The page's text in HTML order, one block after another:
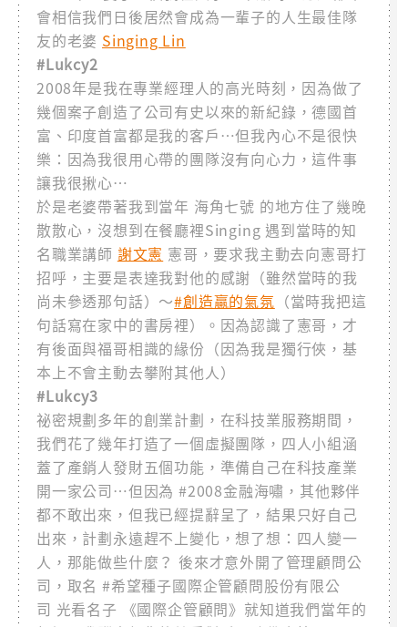
會相信我們日後居然會成為一輩子的人生最佳隊
友的老婆 Singing Lin
#Lukcy2
2008年是我在專業經理人的高光時刻，因為做了
幾個案子創造了公司有史以來的新紀錄，德國首
富、印度首富都是我的客戶…但我內心不是很快
樂：因為我很用心帶的團隊沒有向心力，這件事
讓我很揪心…
於是老婆帶著我到當年 海角七號 的地方住了幾晚
散散心，沒想到在餐廳裡Singing 遇到當時的知
名職業講師 謝文憲 憲哥，要求我主動去向憲哥打
招呼，主要是表達我對他的感謝（雖然當時的我
尚未參透那句話）～#創造贏的氣氛 （當時我把這
句話寫在家中的書房裡）。因為認識了憲哥，才
有後面與福哥相識的緣份（因為我是獨行俠，基
本上不會主動去攀附其他人）
#Lukcy3
祕密規劃多年的創業計劃，在科技業服務期間，
我們花了幾年打造了一個虛擬團隊，四人小組涵
蓋了產銷人發財五個功能，準備自己在科技產業
開一家公司…但因為 #2008金融海嘯，其他夥伴
都不敢出來，但我已經提辭呈了，結果只好自己
出來，計劃永遠趕不上變化，想了想：四人變一
人，那能做些什麼？ 後來才意外開了管理顧問公
司，取名 #希望種子國際企管顧問股份有限公
司 光看名子 《國際企管顧問》就知道我們當年的